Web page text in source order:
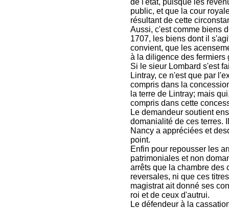
de l'état, puisque les
public, et que la cour
résultant de cette
Aussi, c'est comme biens
1707, les biens dont il
convient, que les
à la diligence des fermiers
Si le sieur Lombard s'est
Lintray, ce n'est que par
compris dans la
la terre de Lintray; mais
compris dans cette
Le demandeur soutient
domanialité de ces terres.
Nancy a appréciées et
point.
Enfin pour repousser les
patrimoniales et non
arrêts que la chambre des
reversales, ni que ces
magistrat ait donné ses
roi et de ceux d'autrui.
Le défendeur à la